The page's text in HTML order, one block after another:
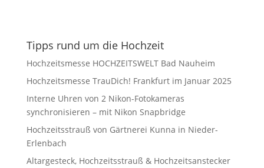
Tipps rund um die Hochzeit
Hochzeitsmesse HOCHZEITSWELT Bad Nauheim
Hochzeitsmesse TrauDich! Frankfurt im Januar 2025
Interne Uhren von 2 Nikon-Fotokameras
synchronisieren – mit Nikon Snapbridge
Hochzeitsstrauß von Gärtnerei Kunna in Nieder-
Erlenbach
Altargesteck, Hochzeitsstrauß & Hochzeitsanstecker